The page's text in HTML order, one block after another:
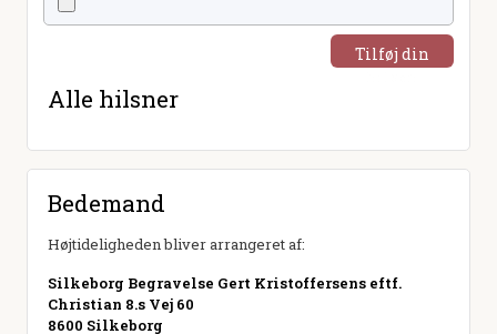
Tilføj din
Alle hilsner
Bedemand
Højtideligheden bliver arrangeret af:
Silkeborg Begravelse Gert Kristoffersens eftf.
Christian 8.s Vej 60
8600 Silkeborg